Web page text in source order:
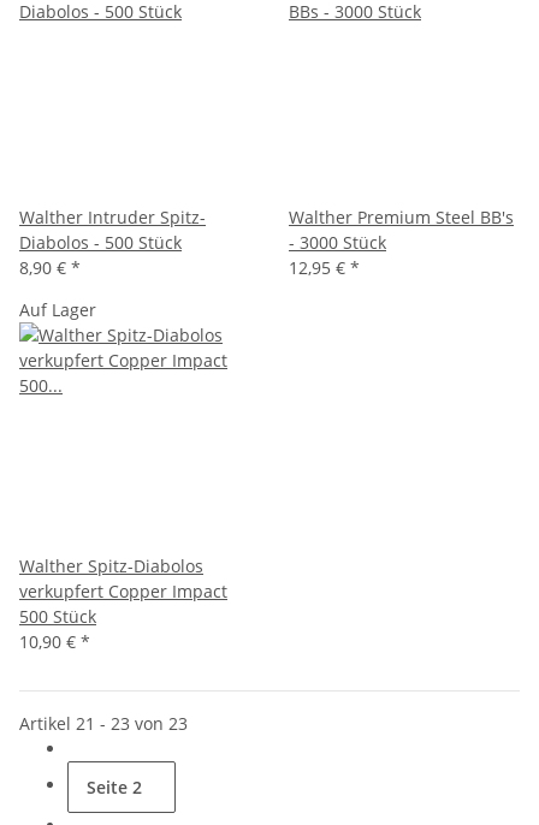
Walther Intruder Spitz-
Diabolos - 500 Stück
8,90 € *
Walther Premium Steel BB's
- 3000 Stück
12,95 € *
Auf Lager
Walther Spitz-Diabolos
verkupfert Copper Impact
500 Stück
10,90 € *
Artikel 21 - 23 von 23
Seite 2